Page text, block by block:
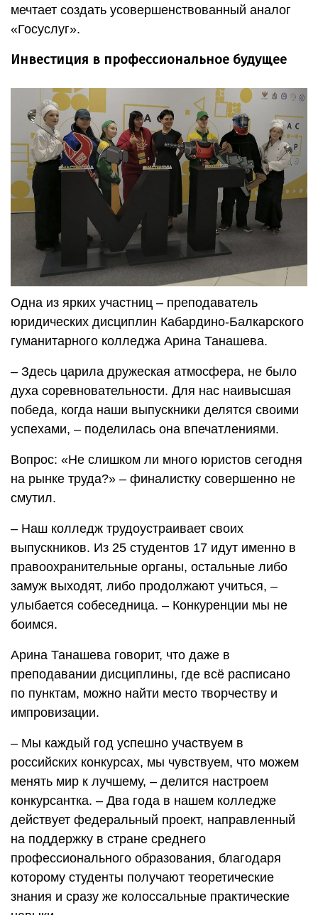
мечтает создать усовершенствованный аналог
«Госуслуг».
Инвестиция в профессиональное будущее
Одна из ярких участниц – преподаватель
юридических дисциплин Кабардино-Балкарского
гуманитарного колледжа Арина Танашева.
– Здесь царила дружеская атмосфера, не было
духа соревновательности. Для нас наивысшая
победа, когда наши выпускники делятся своими
успехами, – поделилась она впечатлениями.
Вопрос: «Не слишком ли много юристов сегодня
на рынке труда?» – финалистку совершенно не
смутил.
– Наш колледж трудоустраивает своих
выпускников. Из 25 студентов 17 идут именно в
правоохранительные органы, остальные либо
замуж выходят, либо продолжают учиться, –
улыбается собеседница. – Конкуренции мы не
боимся.
Арина Танашева говорит, что даже в
преподавании дисциплины, где всё расписано
по пунктам, можно найти место творчеству и
импровизации.
– Мы каждый год успешно участвуем в
российских конкурсах, мы чувствуем, что можем
менять мир к лучшему, – делится настроем
конкурсантка. – Два года в нашем колледже
действует федеральный проект, направленный
на поддержку в стране среднего
профессионального образования, благодаря
которому студенты получают теоретические
знания и сразу же колоссальные практические